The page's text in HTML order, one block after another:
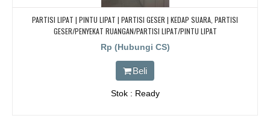
PARTISI LIPAT | PINTU LIPAT | PARTISI GESER | KEDAP SUARA, PARTISI
GESER/PENYEKAT RUANGAN/PARTISI LIPAT/PINTU LIPAT
Rp (Hubungi CS)
Beli
Stok : Ready